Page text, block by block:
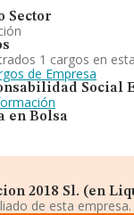
Sector
1 cargos en
de Empresa
Social
en Bolsa
2018 Sl. (en
de esta empresa.